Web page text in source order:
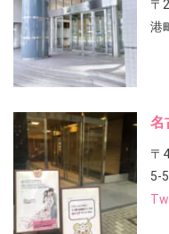
〒
港
名
〒
5-